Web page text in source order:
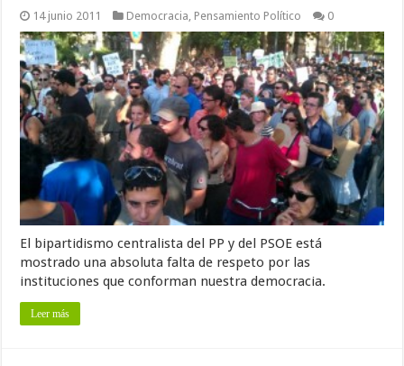
14 junio 2011 Democracia, Pensamiento Político 0
El bipartidismo centralista del PP y del PSOE está
mostrado una absoluta falta de respeto por las
instituciones que conforman nuestra democracia.
Leer más